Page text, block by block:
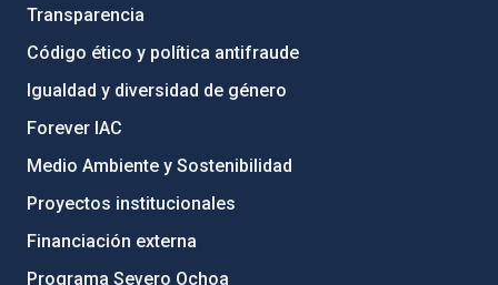
Transparencia
Código ético y política antifraude
Igualdad y diversidad de género
Forever IAC
Medio Ambiente y Sostenibilidad
Proyectos institucionales
Financiación externa
Programa Severo Ochoa